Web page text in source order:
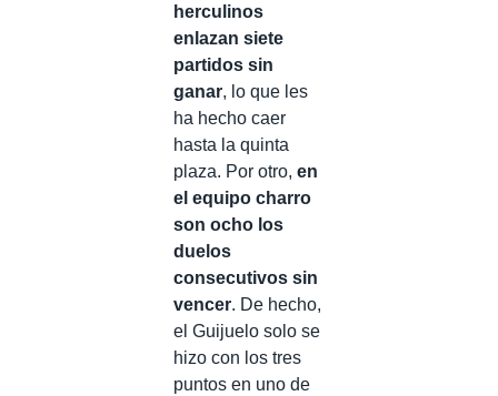
herculinos
enlazan siete
partidos sin
ganar, lo que les
ha hecho caer
hasta la quinta
plaza. Por otro, en
el equipo charro
son ocho los
duelos
consecutivos sin
vencer. De hecho,
el Guijuelo solo se
hizo con los tres
puntos en uno de